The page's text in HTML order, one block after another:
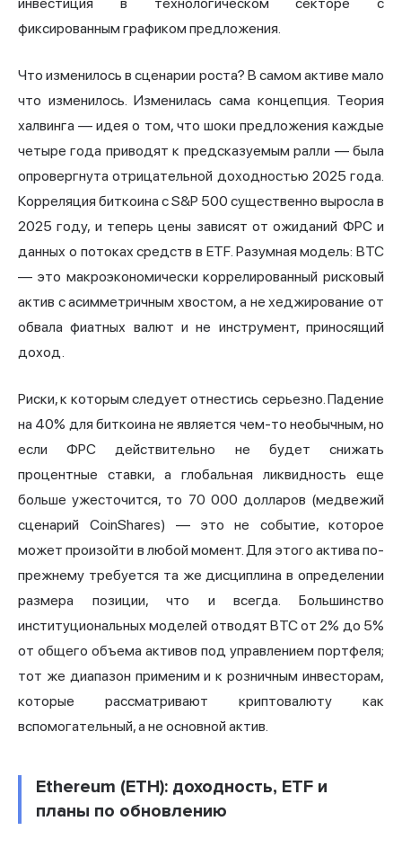
фиксированным графиком предложения.
Что изменилось в сценарии роста? В самом активе мало
что изменилось. Изменилась сама концепция. Теория
халвинга — идея о том, что шоки предложения каждые
четыре года приводят к предсказуемым ралли — была
опровергнута отрицательной доходностью 2025 года.
Корреляция биткоина с S&P 500 существенно выросла в
2025 году, и теперь цены зависят от ожиданий ФРС и
данных о потоках средств в ETF. Разумная модель: BTC
— это макроэкономически коррелированный рисковый
актив с асимметричным хвостом, а не хеджирование от
обвала фиатных валют и не инструмент, приносящий
доход.
Риски, к которым следует отнестись серьезно. Падение
на 40% для биткоина не является чем-то необычным, но
если ФРС действительно не будет снижать
процентные ставки, а глобальная ликвидность еще
больше ужесточится, то 70 000 долларов (медвежий
сценарий CoinShares) — это не событие, которое
может произойти в любой момент. Для этого актива по-
прежнему требуется та же дисциплина в определении
размера позиции, что и всегда. Большинство
институциональных моделей отводят BTC от 2% до 5%
от общего объема активов под управлением портфеля;
тот же диапазон применим и к розничным инвесторам,
которые рассматривают криптовалюту как
вспомогательный, а не основной актив.
Ethereum (ETH): доходность, ETF и
планы по обновлению